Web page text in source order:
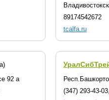
89174542672
tcalfa.ru
92 а
(347) 293-43-